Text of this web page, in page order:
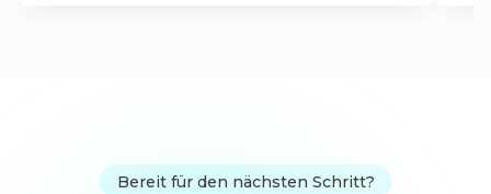
Bereit für den nächsten Schritt?